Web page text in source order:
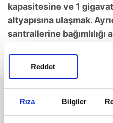
Rıza Bilgiler
Reddet
kapasitesine ve 1
altyapısına ulaşmak.
santrallerine